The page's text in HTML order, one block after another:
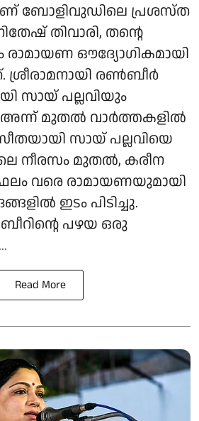
ബോളിവുഡിലെ പ്രശസ്ത
തിവാരി, തന്റെ
രാമായണ ഔദ്യോഗികമായി
ശ്രീരാമനായി രൺബീർ
സായ് പല്ലവിയും
അന്ന് മുതൽ വാർത്തകളിൽ
സായ് പല്ലവിയെ
നീരസം മുതൽ, കരീന
വരെ രാമായണയുമായി
ഇടം പിടിച്ചു.
പഴയ ഒരു
Read More